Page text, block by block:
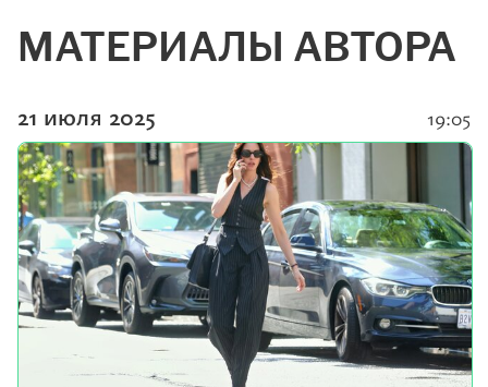
МАТЕРИАЛЫ АВТОРА
21 июля 2025 19:05